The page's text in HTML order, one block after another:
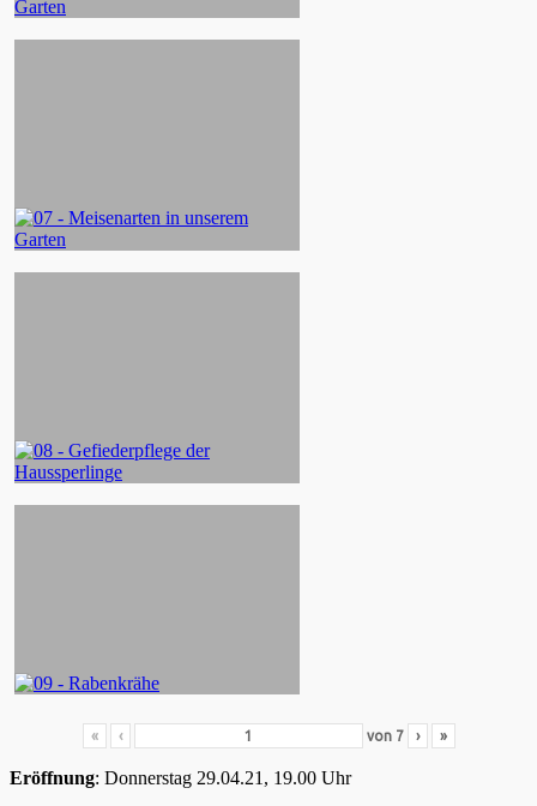
« ‹ von 7 › »
Eröffnung: Donnerstag 29.04.21, 19.00 Uhr